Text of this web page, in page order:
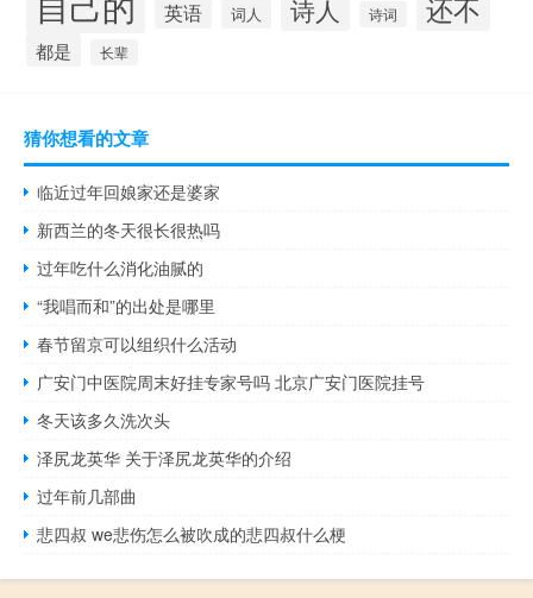
英语 词人 诗人 诗词 还不
都是 长辈
猜你想看的文章
临近过年回娘家还是婆家
新西兰的冬天很长很热吗
过年吃什么消化油腻的
“我唱而和”的出处是哪里
春节留京可以组织什么活动
广安门中医院周末好挂专家号吗 北京广安门医院挂号
冬天该多久洗次头
泽尻龙英华 关于泽尻龙英华的介绍
过年前几部曲
悲四叔 we悲伤怎么被吹成的悲四叔什么梗